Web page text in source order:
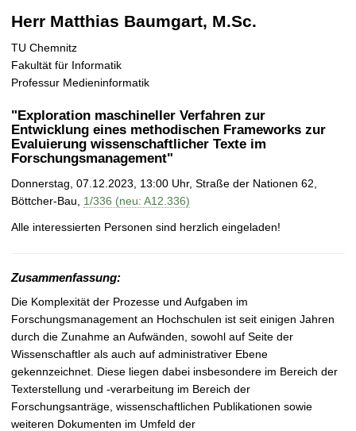
Herr Matthias Baumgart, M.Sc.
TU Chemnitz
Fakultät für Informatik
Professur Medieninformatik
"Exploration maschineller Verfahren zur
Entwicklung eines methodischen Frameworks zur
Evaluierung wissenschaftlicher Texte im
Forschungsmanagement"
Donnerstag, 07.12.2023, 13:00 Uhr, Straße der Nationen 62,
Böttcher-Bau, 1/336 (neu: A12.336)
Alle interessierten Personen sind herzlich eingeladen!
Zusammenfassung:
Die Komplexität der Prozesse und Aufgaben im
Forschungsmanagement an Hochschulen ist seit einigen Jahren
durch die Zunahme an Aufwänden, sowohl auf Seite der
Wissenschaftler als auch auf administrativer Ebene
gekennzeichnet. Diese liegen dabei insbesondere im Bereich der
Texterstellung und -verarbeitung im Bereich der
Forschungsanträge, wissenschaftlichen Publikationen sowie
weiteren Dokumenten im Umfeld der